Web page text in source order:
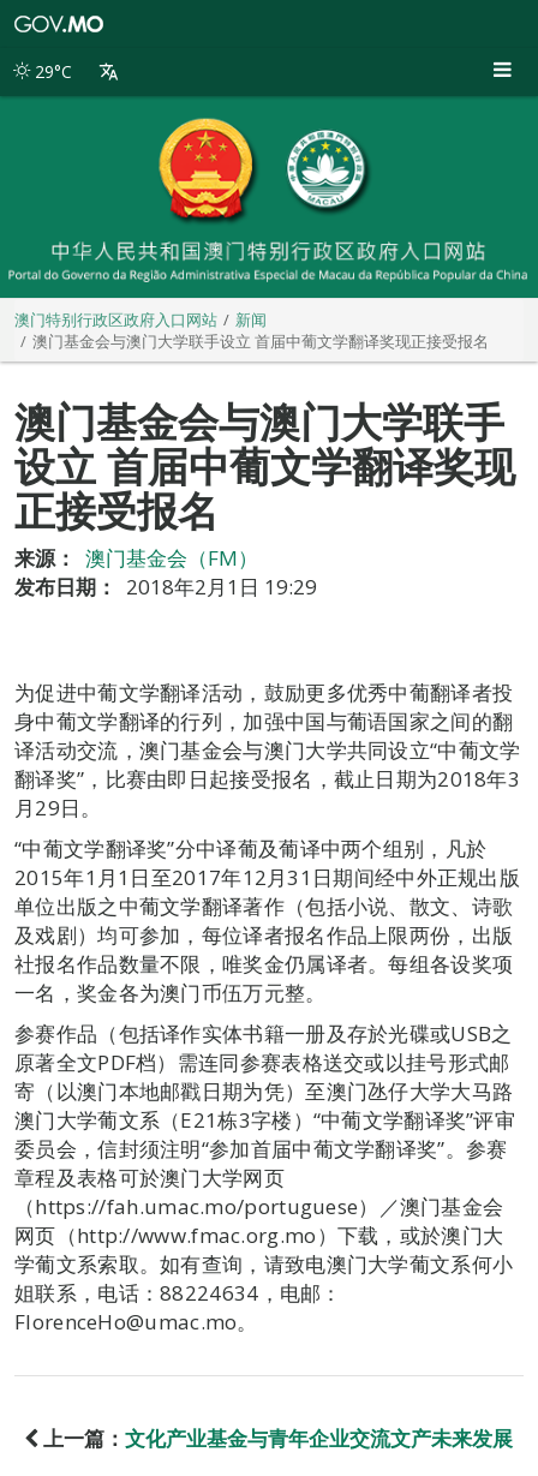
别
29°C
澳门特别行政区政府入口网站
新闻
澳门基金会与澳门大学联手设立 首届中葡文学翻译奖现正接受报名
澳门基金会与澳门大学联手
设立 首届中葡文学翻译奖现
正接受报名
来源：
澳门基金会（FM）
发布日期：
2018年2月1日 19:29
为促进中葡文学翻译活动，鼓励更多优秀中葡翻译者投
身中葡文学翻译的行列，加强中国与葡语国家之间的翻
译活动交流，澳门基金会与澳门大学共同设立“中葡文学
翻译奖”，比赛由即日起接受报名，截止日期为2018年3
月29日。
“中葡文学翻译奖”分中译葡及葡译中两个组别，凡於
2015年1月1日至2017年12月31日期间经中外正规出版
单位出版之中葡文学翻译著作（包括小说、散文、诗歌
及戏剧）均可参加，每位译者报名作品上限两份，出版
社报名作品数量不限，唯奖金仍属译者。每组各设奖项
一名，奖金各为澳门币伍万元整。
参赛作品（包括译作实体书籍一册及存於光碟或USB之
原著全文PDF档）需连同参赛表格送交或以挂号形式邮
寄（以澳门本地邮戳日期为凭）至澳门氹仔大学大马路
澳门大学葡文系（E21栋3字楼）“中葡文学翻译奖”评审
委员会，信封须注明“参加首届中葡文学翻译奖”。参赛
章程及表格可於澳门大学网页
（https://fah.umac.mo/portuguese）／澳门基金会
网页（http://www.fmac.org.mo）下载，或於澳门大
学葡文系索取。如有查询，请致电澳门大学葡文系何小
姐联系，电话：88224634，电邮：
FlorenceHo@umac.mo。
上一篇： 文化产业基金与青年企业交流文产未来发展